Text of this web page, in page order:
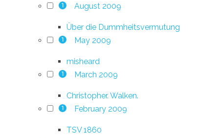
1 August 2009
Über die Dummheitsvermutung
1 May 2009
misheard
1 March 2009
Christopher. Walken.
1 February 2009
TSV 1860